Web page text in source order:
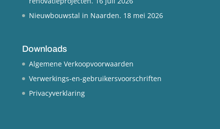
Nieuwbouwstal in Naarden. 18 mei 2026
Downloads
Algemene Verkoopvoorwaarden
Verwerkings-en-gebruikersvoorschriften
Privacyverklaring